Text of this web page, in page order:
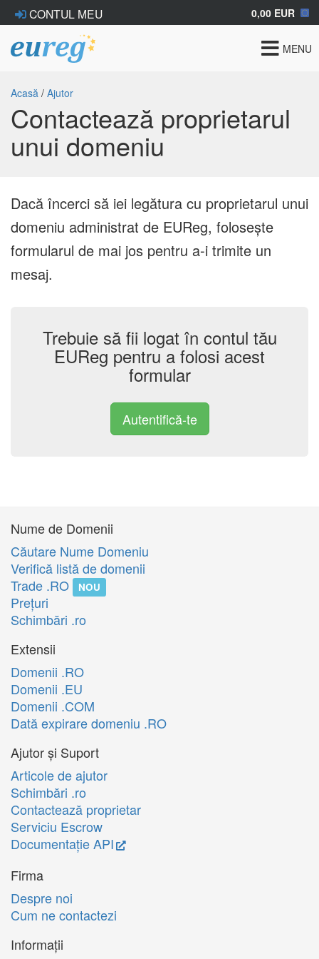
CONTUL MEU 0,00 EUR
Toggle
MENU
Acasă / Ajutor
Contactează proprietarul
unui domeniu
Dacă încerci să iei legătura cu proprietarul unui
domeniu administrat de EUReg, folosește
formularul de mai jos pentru a-i trimite un
mesaj.
Trebuie să fii logat în contul tău
EUReg pentru a folosi acest
formular
Autentifică-te
Nume de Domenii
Căutare Nume Domeniu
Verifică listă de domenii
Trade .RO
NOU
Preţuri
Schimbări .ro
Extensii
Domenii .RO
Domenii .EU
Domenii .COM
Dată expirare domeniu .RO
Ajutor și Suport
Articole de ajutor
Schimbări .ro
Contactează proprietar
Serviciu Escrow
Documentație API
Firma
Despre noi
Cum ne contactezi
Informații